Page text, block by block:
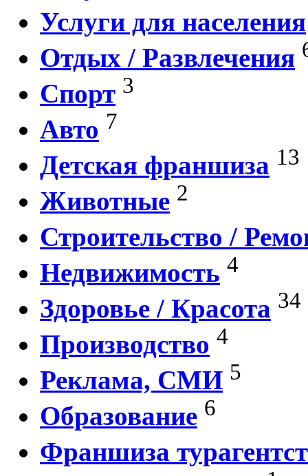
Услуги для населения
Отдых / Развлечения
Спорт 3
Авто 7
Детская франшиза 13
Животные 2
Строительство /
Недвижимость 4
Здоровье / Красота 34
Производство 4
Реклама, СМИ 5
Образование 6
Франшиза